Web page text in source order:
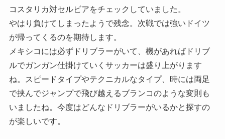
コスタリカ対セルビアをチェックしていました。
やはり負けてしまったようで残念。次戦では強いドイツ
が帰ってくるのを期待します。
メキシコには必ずドリブラーがいて、機があればドリブ
ルでガンガン仕掛けていくサッカーは盛り上がります
ね。スピードタイプやテクニカルなタイプ、時には両足
で挟んでジャンプで飛び越えるブランコのような変則も
いましたね。今度はどんなドリブラーがいるかと探すの
が楽しいです。